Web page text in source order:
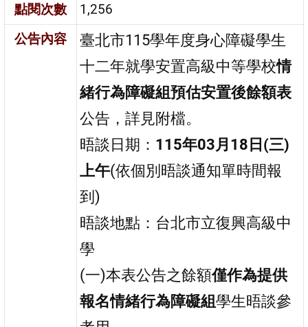
點閱次數
1,256
公告內容
臺北市115學年度身心障礙學生
十二年就學安置高級中等學校情
緒行為障礙組預估安置後餘額表
公告，詳見附檔。
晤談日期： 115年03月18日(三)
上午(依個別晤談通知單時間報
到)
晤談地點：台北市立復興高級中
學
(一)本表公告之餘額僅作為提供
報名情緒行為障礙組學生晤談參